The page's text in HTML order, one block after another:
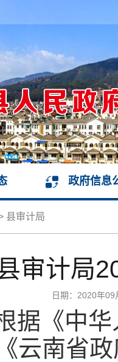
政府信息
县审计局
审计局
日期：2020年
据《中
云南省